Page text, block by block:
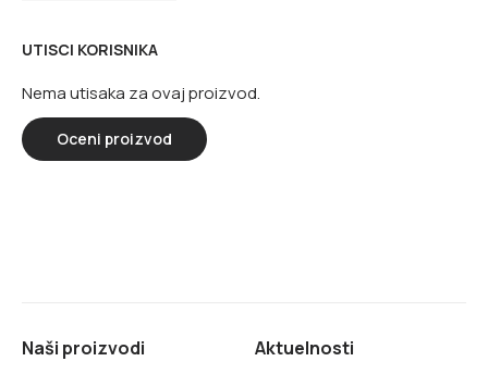
UTISCI KORISNIKA
Nema utisaka za ovaj proizvod.
Oceni proizvod
Naši proizvodi Aktuelnosti